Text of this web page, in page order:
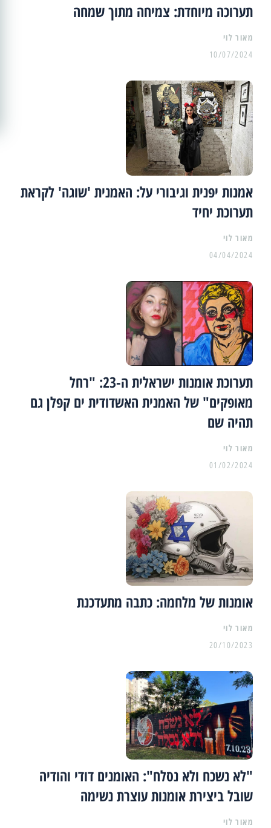
תערוכה מיוחדת: צמיחה מתוך שמחה
מאור לוי
10/07/2024
אמנות יפנית וגיבורי על: האמנית 'שוגה' לקראת
תערוכת יחיד
מאור לוי
04/04/2024
תערוכת אומנות ישראלית ה-23: "רחל
מאופקים" של האמנית האשדודית ים קפלן גם
תהיה שם
מאור לוי
01/02/2024
אומנות של מלחמה: כתבה מתעדכנת
מאור לוי
20/10/2023
"לא נשכח ולא נסלח": האומנים דודי והודיה
שובל ביצירת אומנות עוצרת נשימה
מאור לוי